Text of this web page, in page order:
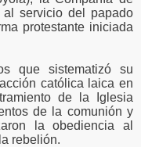
servicio del papado
protestante iniciada
que sistematizó su
católica laica en
de la Iglesia
de la comunión y
la obediencia al
rebelión.